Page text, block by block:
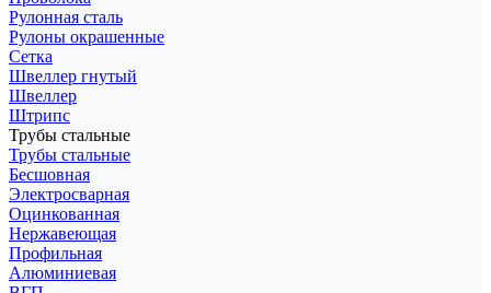
Рулонная сталь
Рулоны окрашенные
Сетка
Швеллер гнутый
Швеллер
Штрипс
Трубы стальные
Трубы стальные
Бесшовная
Электросварная
Оцинкованная
Нержавеющая
Профильная
Алюминиевая